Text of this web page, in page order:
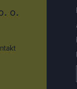
o.